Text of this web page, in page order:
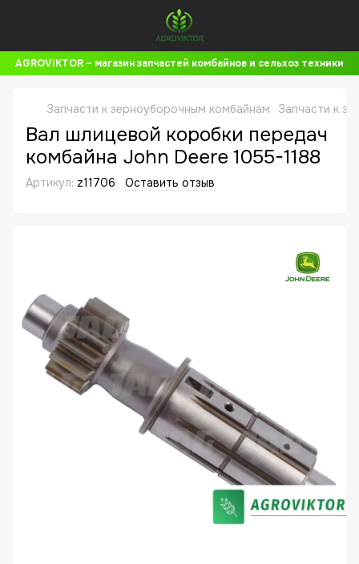
AGROVIKTOR – магазин запчастей комбайнов и сельхоз техники
Запчасти к зерноуборочным комбайнам Запчасти к
Вал шлицевой коробки передач
комбайна John Deere 1055-1188
Артикул: z11706 Оставить отзыв